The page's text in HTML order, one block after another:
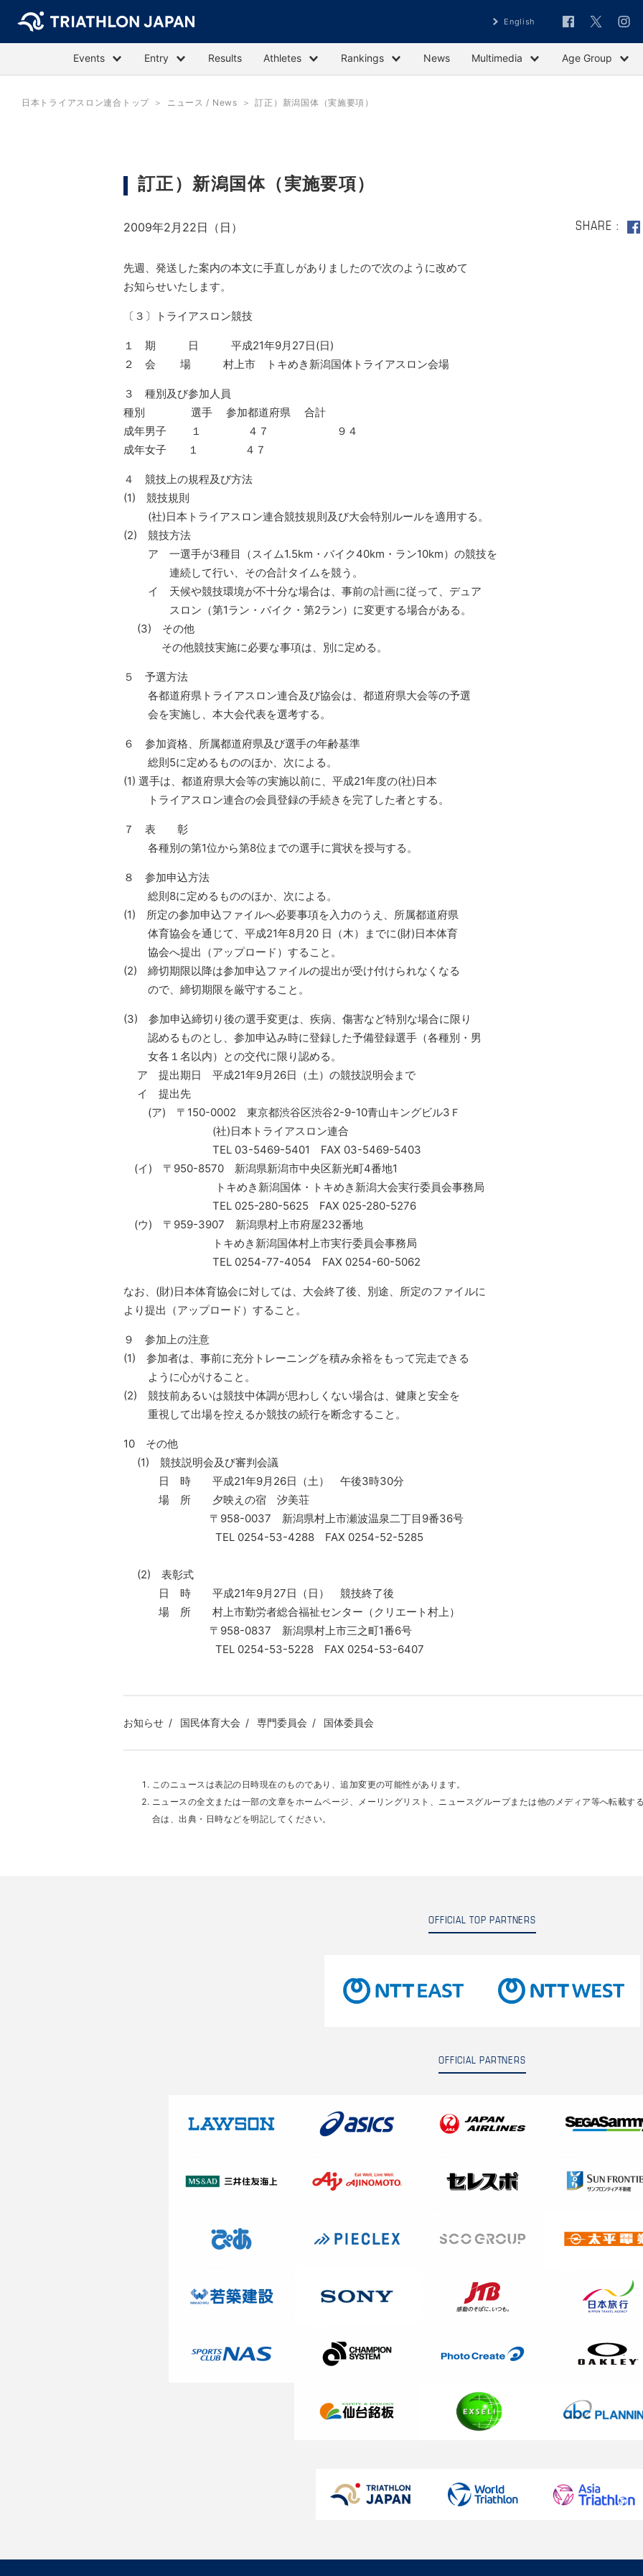
English
Events Entry Results Athletes Rankings News Multimedia Age Group
日本トライアスロン連合トップ ニュース / News 訂正）新潟国体（実施要項）
訂正）新潟国体（実施要項）
2009年2月22日（日） SHARE
先週、発送した案内の本文に手直しがありましたので次のように改めて
お知らせいたします。
〔３〕トライアスロン競技
１ 期 日 平成21年9月27日(日)
２ 会 場 村上市 トキめき新潟国体トライアスロン会場
３ 種別及び参加人員
種別 選手 参加都道府県 合計
成年男子 １ ４７ ９４
成年女子 １ ４７
４ 競技上の規程及び方法
(1) 競技規則
(社)日本トライアスロン連合競技規則及び大会特別ルールを適用する。
(2) 競技方法
ア 一選手が3種目（スイム1.5km・バイク40km・ラン10km）の競技を
連続して行い、その合計タイムを競う。
イ 天候や競技環境が不十分な場合は、事前の計画に従って、デュア
スロン（第1ラン・バイク・第2ラン）に変更する場合がある。
(3) その他
その他競技実施に必要な事項は、別に定める。
５ 予選方法
各都道府県トライアスロン連合及び協会は、都道府県大会等の予選
会を実施し、本大会代表を選考する。
６ 参加資格、所属都道府県及び選手の年齢基準
総則5に定めるもののほか、次による。
(1) 選手は、都道府県大会等の実施以前に、平成21年度の(社)日本
トライアスロン連合の会員登録の手続きを完了した者とする。
７ 表 彰
各種別の第1位から第8位までの選手に賞状を授与する。
８ 参加申込方法
総則8に定めるもののほか、次による。
(1) 所定の参加申込ファイルへ必要事項を入力のうえ、所属都道府県
体育協会を通じて、平成21年8月20 日（木）までに(財)日本体育
協会へ提出（アップロード）すること。
(2) 締切期限以降は参加申込ファイルの提出が受け付けられなくなる
ので、締切期限を厳守すること。
(3) 参加申込締切り後の選手変更は、疾病、傷害など特別な場合に限り
認めるものとし、参加申込み時に登録した予備登録選手（各種別・男
女各１名以内）との交代に限り認める。
ア 提出期日 平成21年9月26日（土）の競技説明会まで
イ 提出先
(ア) 〒150-0002 東京都渋谷区渋谷2-9-10青山キングビル3Ｆ
(社)日本トライアスロン連合
TEL 03-5469-5401 FAX 03-5469-5403
(イ) 〒950-8570 新潟県新潟市中央区新光町4番地1
トキめき新潟国体・トキめき新潟大会実行委員会事務局
TEL 025-280-5625 FAX 025-280-5276
(ウ) 〒959-3907 新潟県村上市府屋232番地
トキめき新潟国体村上市実行委員会事務局
TEL 0254-77-4054 FAX 0254-60-5062
なお、(財)日本体育協会に対しては、大会終了後、別途、所定のファイルに
より提出（アップロード）すること。
９ 参加上の注意
(1) 参加者は、事前に充分トレーニングを積み余裕をもって完走できる
ように心がけること。
(2) 競技前あるいは競技中体調が思わしくない場合は、健康と安全を
重視して出場を控えるか競技の続行を断念すること。
10 その他
(1) 競技説明会及び審判会議
日 時 平成21年9月26日（土） 午後3時30分
場 所 夕映えの宿 汐美荘
〒958-0037 新潟県村上市瀬波温泉二丁目9番36号
TEL 0254-53-4288 FAX 0254-52-5285
(2) 表彰式
日 時 平成21年9月27日（日） 競技終了後
場 所 村上市勤労者総合福祉センター（クリエート村上）
〒958-0837 新潟県村上市三之町1番6号
TEL 0254-53-5228 FAX 0254-53-6407
お知らせ 国民体育大会 専門委員会 国体委員会
このニュースは表記の日時現在のものであり、追加変更の可能性があります。
ニュースの全文または一部の文章をホームページ、メーリングリスト、ニュースグループまたは他のメディア等へ転載す
合は、出典・日時などを明記してください。
OFFICIAL TOP PARTNERS
OFFICIAL PARTNERS